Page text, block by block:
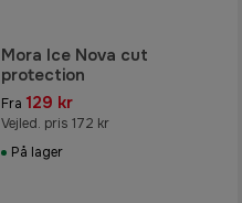
Mora Ice Nova cut
protection
Fra 129 kr
Vejled. pris 172 kr
På lager